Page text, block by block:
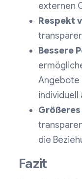
externen
Respekt
Bessere
Angebote
individuell
die
Fazit